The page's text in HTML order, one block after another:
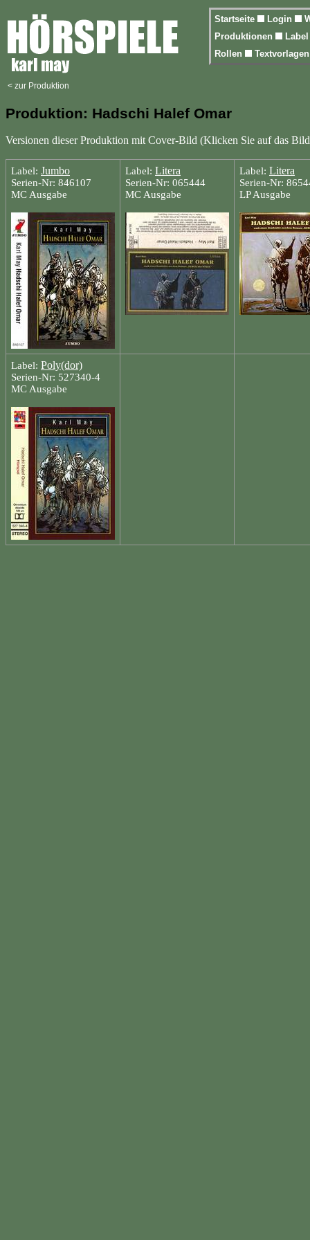
Startseite Login
Produktionen
Rollen
< zur Produktion
Produktion: Hadschi Halef Omar
Versionen dieser Produktion mit Cover-Bild (Klicken Sie auf das
Label: Jumbo
Serien-Nr: 846107
MC Ausgabe
Label: Litera
Serien-Nr: 065444
MC Ausgabe
Label: Litera
Serien-Nr:
LP Ausgabe
Label: Poly(dor)
Serien-Nr: 527340-4
MC Ausgabe